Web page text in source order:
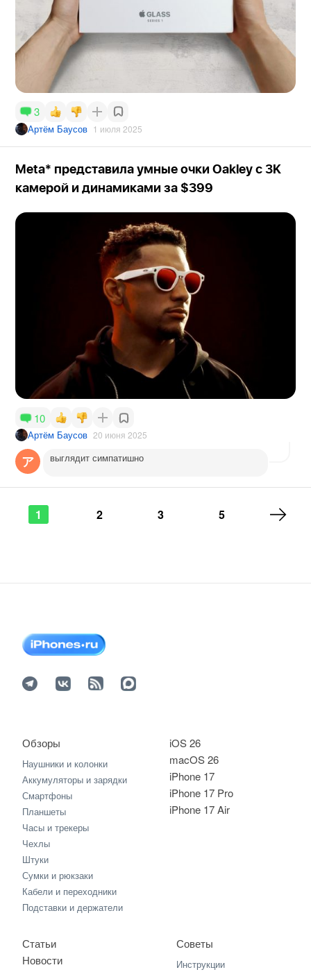
3
Артём Баусов 1 июля 2025
Meta* представила умные очки Oakley с 3K
камерой и динамиками за $399
10
Артём Баусов 20 июня 2025
ア выглядит симпатишно
1 2 3 5
iOS 26
macOS 26
iPhone 17
iPhone 17 Pro
iPhone 17 Air
Обзоры
Наушники и колонки
Аккумуляторы и зарядки
Смартфоны
Планшеты
Часы и трекеры
Чехлы
Штуки
Сумки и рюкзаки
Кабели и переходники
Подставки и держатели
Статьи
Новости
Советы
Инструкции